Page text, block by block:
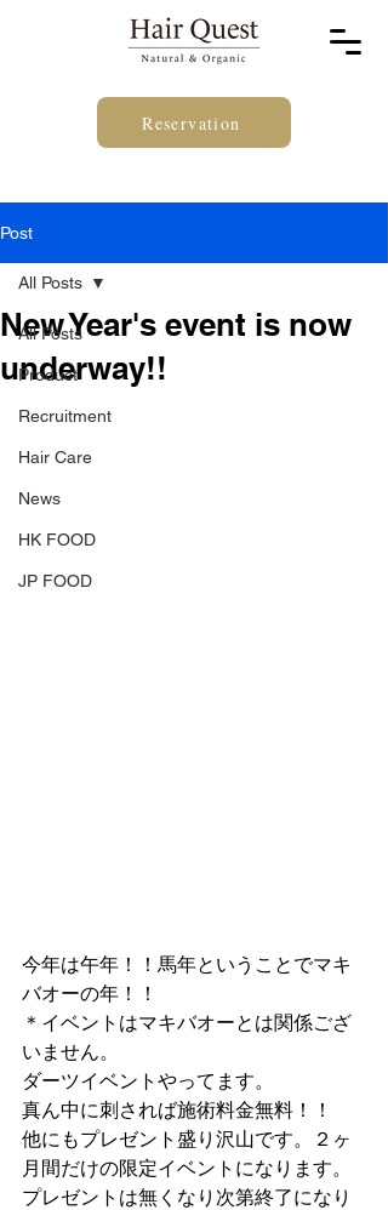
Reservation
Post
All Posts
Product
Recruitment
Hair Care
News
HK FOOD
JP FOOD
All Posts
New Year's event is now
underway!!
今年は午年！！馬年ということでマキ
バオーの年！！
＊イベントはマキバオーとは関係ござ
いません。
ダーツイベントやってます。
真ん中に刺されば施術料金無料！！
他にもプレゼント盛り沢山です。２ヶ
月間だけの限定イベントになります。
プレゼントは無くなり次第終了になり